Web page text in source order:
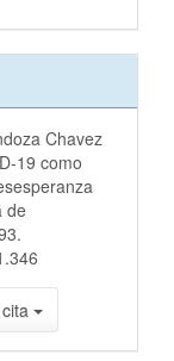
Chavez
19 como
de